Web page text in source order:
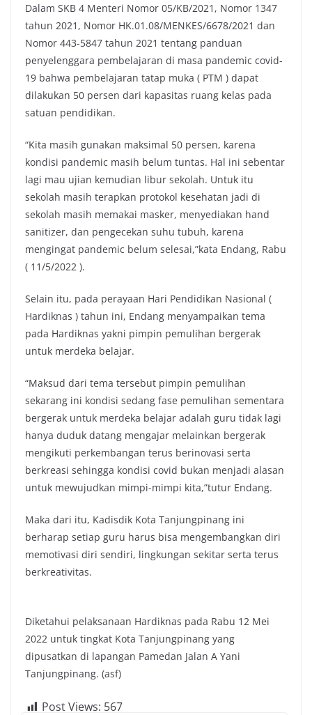
Dalam SKB 4 Menteri Nomor 05/KB/2021, Nomor 1347
tahun 2021, Nomor HK.01.08/MENKES/6678/2021 dan
Nomor 443-5847 tahun 2021 tentang panduan
penyelenggara pembelajaran di masa pandemic covid-
19 bahwa pembelajaran tatap muka ( PTM ) dapat
dilakukan 50 persen dari kapasitas ruang kelas pada
satuan pendidikan.
“Kita masih gunakan maksimal 50 persen, karena
kondisi pandemic masih belum tuntas. Hal ini sebentar
lagi mau ujian kemudian libur sekolah. Untuk itu
sekolah masih terapkan protokol kesehatan jadi di
sekolah masih memakai masker, menyediakan hand
sanitizer, dan pengecekan suhu tubuh, karena
mengingat pandemic belum selesai,”kata Endang, Rabu
( 11/5/2022 ).
Selain itu, pada perayaan Hari Pendidikan Nasional (
Hardiknas ) tahun ini, Endang menyampaikan tema
pada Hardiknas yakni pimpin pemulihan bergerak
untuk merdeka belajar.
“Maksud dari tema tersebut pimpin pemulihan
sekarang ini kondisi sedang fase pemulihan sementara
bergerak untuk merdeka belajar adalah guru tidak lagi
hanya duduk datang mengajar melainkan bergerak
mengikuti perkembangan terus berinovasi serta
berkreasi sehingga kondisi covid bukan menjadi alasan
untuk mewujudkan mimpi-mimpi kita,”tutur Endang.
Maka dari itu, Kadisdik Kota Tanjungpinang ini
berharap setiap guru harus bisa mengembangkan diri
memotivasi diri sendiri, lingkungan sekitar serta terus
berkreativitas.
Diketahui pelaksanaan Hardiknas pada Rabu 12 Mei
2022 untuk tingkat Kota Tanjungpinang yang
dipusatkan di lapangan Pamedan Jalan A Yani
Tanjungpinang. (asf)
Post Views: 567